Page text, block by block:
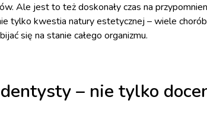
Ale jest to też doskonały czas na
tylko kwestia natury estetycznej – wiele
się na stanie całego organizmu.
– nie tylko